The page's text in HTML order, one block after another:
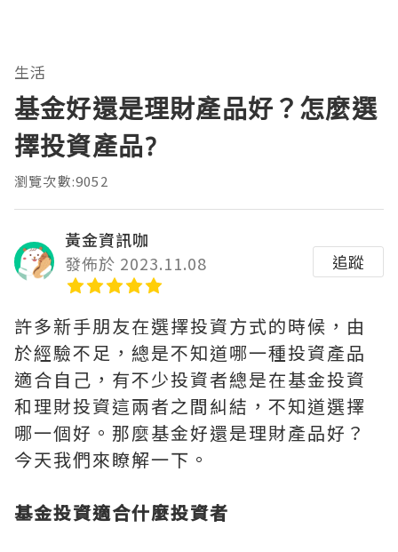
生活
基金好還是理財產品好？怎麼選
擇投資產品?
瀏覽次數:9052
黃金資訊咖
發佈於 2023.11.08
追蹤
許多新手朋友在選擇投資方式的時候，由
於經驗不足，總是不知道哪一種投資產品
適合自己，有不少投資者總是在基金投資
和理財投資這兩者之間糾結，不知道選擇
哪一個好。那麼基金好還是理財產品好？
今天我們來瞭解一下。
基金投資適合什麼投資者